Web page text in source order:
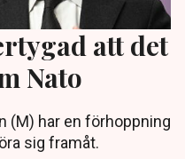
att det
Nato
(M) har en förhoppning
sig framåt.